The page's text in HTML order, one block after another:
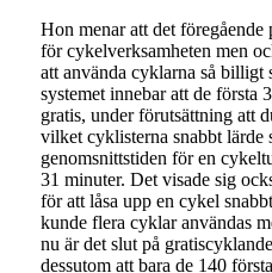
Hon menar att det
för cykelverksamheten men
att använda cyklarna så
systemet innebar att de första
gratis, under förutsättning att
vilket cyklisterna snabbt lärde
genomsnittstiden för en
31 minuter. Det visade sig
för att låsa upp en cykel
kunde flera cyklar användas
nu är det slut på
dessutom att bara de 140